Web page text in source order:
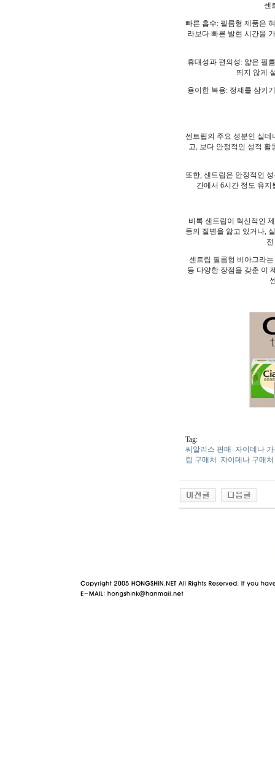
센
빠른 흡수: 필름형 제품은
라보다 빠른 발현 시간을
휴대성과 편의성: 얇은 필
띄지 않게
용이한 복용: 정제를 삼키
센트립의 주요 성분인 실
고, 보다 안정적인 성적
또한, 센트립은 안정적인
간에서 6시간 정도 유
비록 센트립이 혁신적인
등의 질병을 앓고 있거나,
센트립 필름형 비아그라
등 다양한 장점을 갖춘 이
Tag:
씨알리스 판매
자이데나
립 구매처
자이데나 구매처